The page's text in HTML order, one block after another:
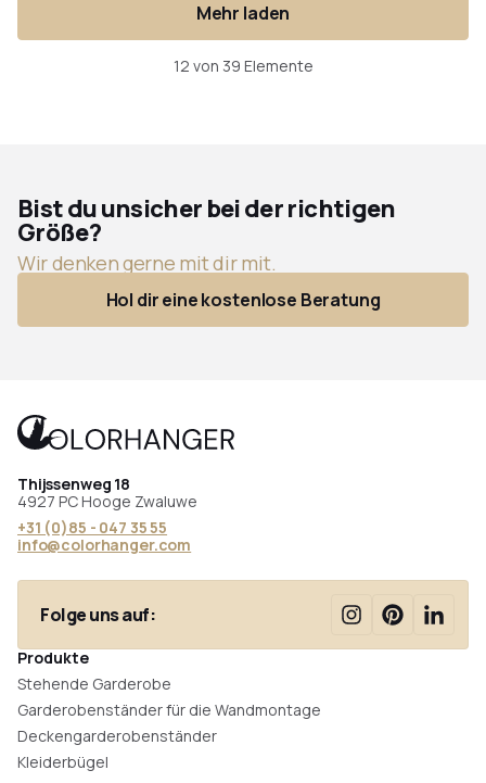
Mehr laden
12 von 39 Elemente
Bist du unsicher bei der richtigen
Größe?
Wir denken gerne mit dir mit.
Hol dir eine kostenlose Beratung
Thijssenweg 18
4927 PC Hooge Zwaluwe
+31 (0)85 - 047 35 55
info@colorhanger.com
Folge uns auf:
Produkte
Stehende Garderobe
Garderobenständer für die Wandmontage
Deckengarderobenständer
Kleiderbügel